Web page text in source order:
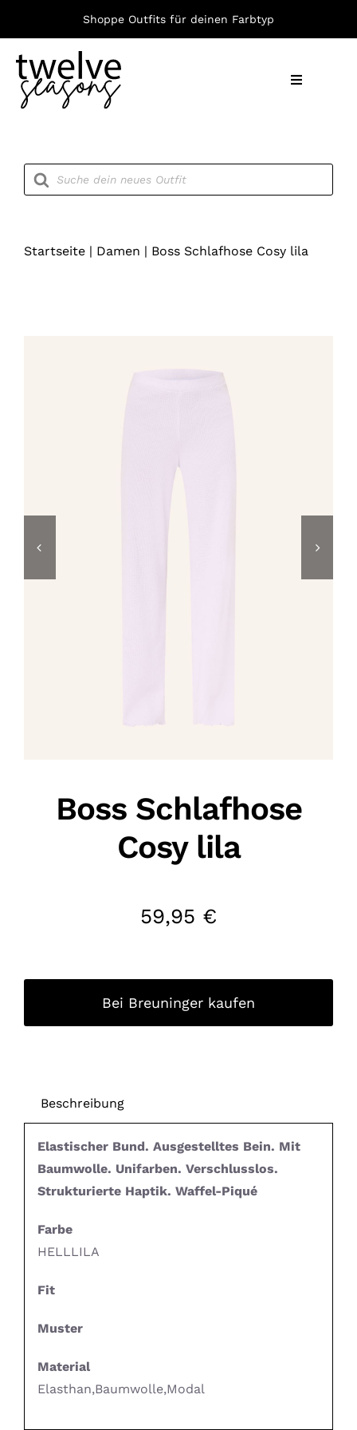
springen
Shoppe Outfits für deinen Farbtyp
Toggle
Products
search
Startseite| Damen | Boss Schlafhose Cosy lila
Boss Schlafhose
Cosy lila
59,95 €
Bei Breuninger kaufen
Beschreibung
Elastischer Bund. Ausgestelltes Bein. Mit
Baumwolle. Unifarben. Verschlusslos.
Strukturierte Haptik. Waffel-Piqué
Farbe
HELLLILA
Fit
Muster
Material
Elasthan,Baumwolle,Modal